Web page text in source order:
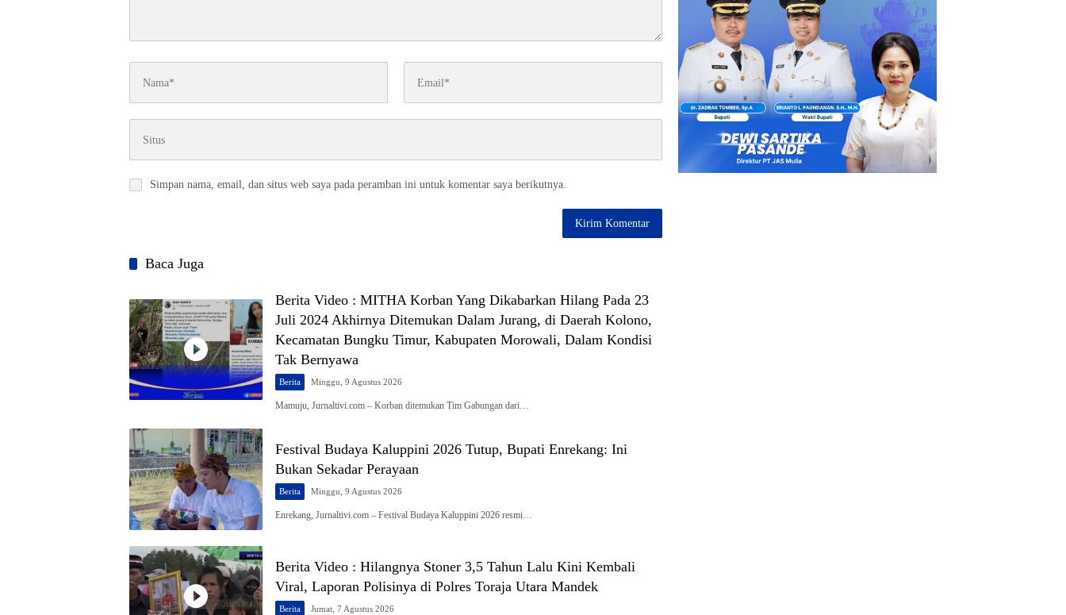
Simpan nama, email, dan situs web saya pada peramban ini untuk komentar saya berikutnya.
Baca Juga
Berita Video : MITHA Korban Yang Dikabarkan Hilang Pada 23
Juli 2024 Akhirnya Ditemukan Dalam Jurang, di Daerah Kolono,
Kecamatan Bungku Timur, Kabupaten Morowali, Dalam Kondisi
Tak Bernyawa
Berita Minggu, 9 Agustus 2026
Mamuju, Jurnaltivi.com – Korban ditemukan Tim Gabungan dari…
Festival Budaya Kaluppini 2026 Tutup, Bupati Enrekang: Ini
Bukan Sekadar Perayaan
Berita Minggu, 9 Agustus 2026
Enrekang, Jurnaltivi.com – Festival Budaya Kaluppini 2026 resmi…
Berita Video : Hilangnya Stoner 3,5 Tahun Lalu Kini Kembali
Viral, Laporan Polisinya di Polres Toraja Utara Mandek
Berita Jumat, 7 Agustus 2026